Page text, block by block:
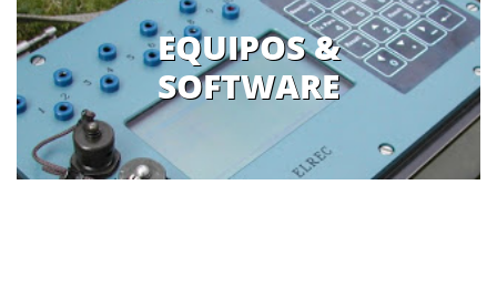
EQUIPOS &
SOFTWARE